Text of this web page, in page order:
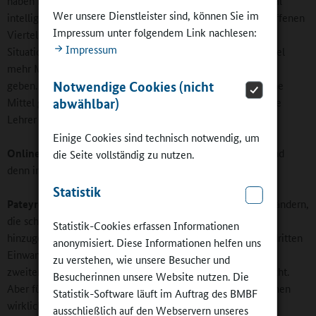
Wer unsere Dienstleister sind, können Sie im
Impressum unter folgendem Link nachlesen:
Impressum
Notwendige Cookies (nicht
abwählbar)
Einige Cookies sind technisch notwendig, um
die Seite vollständig zu nutzen.
Statistik
Statistik-Cookies erfassen Informationen
anonymisiert. Diese Informationen helfen uns
zu verstehen, wie unsere Besucher und
Besucherinnen unsere Website nutzen. Die
Statistik-Software läuft im Auftrag des BMBF
ausschließlich auf den Webservern unseres
intelligentere Politik in Angriff nähme, also wenn die betroffenen
Viertel mehr Mittel und Unterstützung bekämen, wäre die
Situation wahrscheinlich entspannter. Es müsste zum Beispiel
mehr Mittel für die éducateurs (Erzieher und Sozialarbeiter)
geben. Doch die konservative Regierung hat seit 2002 solche
Mittel gekürzt. Es war ein großer Irrtum, diese Mittel für die
Lehrer und die Schülerinnen und Schüler zu streichen.
Online-Redaktion: Welche Maßnahmen für Integration sind
denn in dem französischen Schulsystem angelegt?
Pateyron:
Es gibt einen großen Unterschied zwischen Ausländern,
die schon lange in Frankreich leben, und solchen, die neu
hinzugezogen sind, also zwischen der ersten, zweiten und dritten
Einwanderergeneration. Viele Menschen aus der ersten und
zweiten Generation haben eine gute soziale Situation erreicht.
Aber für alle jungen Leute, also auch einheimische, die keinen
wirklichen Bildungshintergrund haben, ist es sehr schwer